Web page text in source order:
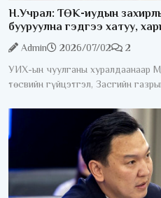
Н.Учрал: ТӨК-иудын
бууруулна гэдгээ хатуу,
Admin 2026/07/02
2
УИХ-ын чуулганы хуралдаанаар
төсвийн гүйцэтгэл, Засгийн
гүйцэтгэл батлах